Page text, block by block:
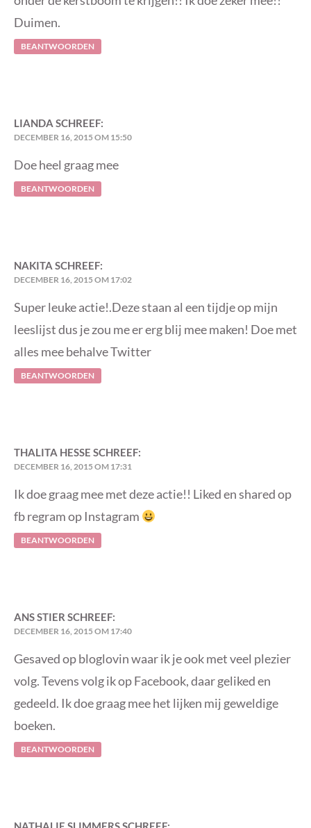
Duimen.
BEANTWOORDEN
LIANDA SCHREEF:
DECEMBER 16, 2015 OM 15:50
Doe heel graag mee
BEANTWOORDEN
NAKITA SCHREEF:
DECEMBER 16, 2015 OM 17:02
Super leuke actie!.Deze staan al een tijdje op mijn
leeslijst dus je zou me er erg blij mee maken! Doe met
alles mee behalve Twitter
BEANTWOORDEN
THALITA HESSE SCHREEF:
DECEMBER 16, 2015 OM 17:31
Ik doe graag mee met deze actie!! Liked en shared op
fb regram op Instagram
BEANTWOORDEN
ANS STIER SCHREEF:
DECEMBER 16, 2015 OM 17:40
Gesaved op bloglovin waar ik je ook met veel plezier
volg. Tevens volg ik op Facebook, daar geliked en
gedeeld. Ik doe graag mee het lijken mij geweldige
boeken.
BEANTWOORDEN